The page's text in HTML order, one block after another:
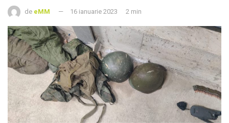
de eMM 16 ianuarie 2023 2 min